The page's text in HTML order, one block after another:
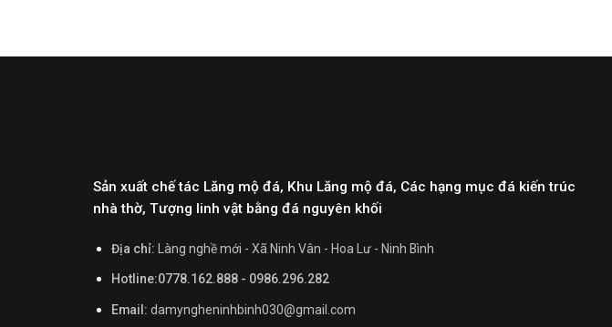
Sản xuất chế tác Lăng mộ đá, Khu Lăng mộ đá, Các hạng mục đá kiến trúc
nhà thờ, Tượng linh vật bằng đá nguyên khối
Địa chỉ: Làng nghề mới - Xã Ninh Vân - Hoa Lư - Ninh Bình
Hotline:0778.162.888 - 0986.296.282
Email: damyngheninhbinh030@gmail.com